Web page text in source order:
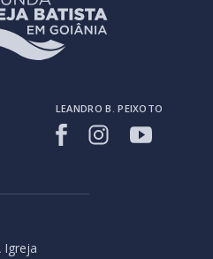
LEANDRO B. PEIXOTO
Igreja